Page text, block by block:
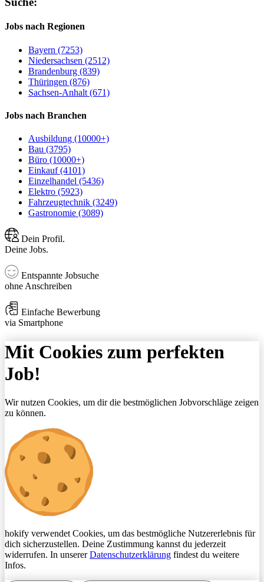
Jobs nach Regionen
Bayern (7253)
Niedersachsen (2512)
Brandenburg (839)
Thüringen (876)
Sachsen-Anhalt (671)
Jobs nach Branchen
Ausbildung (10000+)
Bau (3795)
Büro (10000+)
Einkauf (4101)
Einzelhandel (5436)
Elektro (5923)
Fahrzeugtechnik (3249)
Gastronomie (3089)
Dein Profil.
Deine Jobs.
Entspannte Jobsuche
ohne Anschreiben
Einfache Bewerbung
via Smartphone
Mit Cookies zum perfekten
Job!
Wir nutzen Cookies, um dir die bestmöglichen Jobvorschläge zeigen
zu können.
hokify verwendet Cookies, um das bestmögliche Nutzererlebnis für
dich sicherzustellen. Deine Zustimmung kannst du jederzeit
widerrufen. In unsererDatenschutzerklärung findest du weitere
Infos.